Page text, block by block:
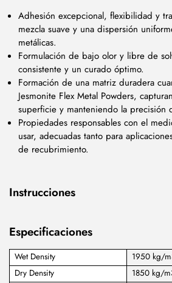
Adhesión excepcional, flexibilidad y
mezcla suave y una dispersión
metálicas.
Formulación de bajo olor y libre de
consistente y un curado óptimo.
Formación de una matriz duradera
Jesmonite Flex Metal Powders,
superficie y manteniendo la precisión
Propiedades responsables con el
usar, adecuadas tanto para
de recubrimiento.
Instrucciones
Especificaciones
Wet Density
1950 kg/
Dry Density
1850 kg/